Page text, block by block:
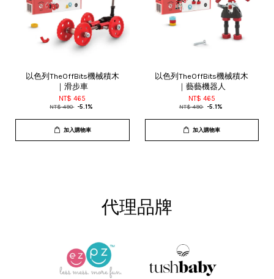
以色列TheOffBits機械積木
｜滑步車
NT$ 465
NT$ 490 -5.1%
加入購物車
以色列TheOffBits機械積木
｜藝藝機器人
NT$ 465
NT$ 490 -5.1%
加入購物車
代理品牌